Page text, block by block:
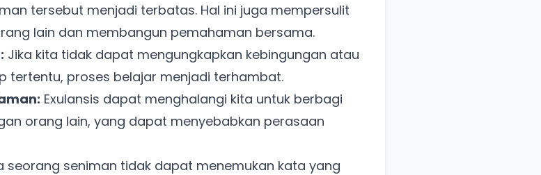
tersebut menjadi terbatas. Hal ini juga mempersulit
lain dan membangun pemahaman bersama.
Jika kita tidak dapat mengungkapkan kebingungan atau
tertentu, proses belajar menjadi terhambat.
Exulansis dapat menghalangi kita untuk berbagi
orang lain, yang dapat menyebabkan perasaan
seorang seniman tidak dapat menemukan kata yang